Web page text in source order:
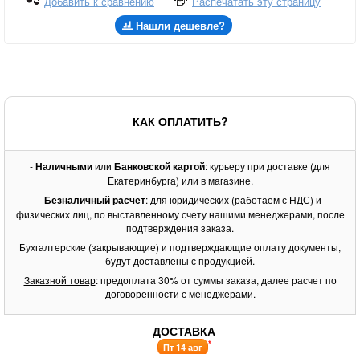
Нашли дешевле?
КАК ОПЛАТИТЬ?
-Наличнымиили Банковской картой: курьеру при доставке (для
Екатеринбурга) или в магазине.
-Безналичный расчет: для юридических (работаем с НДС) и
физических лиц, по выставленному счету нашими менеджерами, после
подтверждения заказа.
Бухгалтерские (закрывающие) и подтверждающие оплату документы,
будут доставлены с продукцией.
Заказной товар: предоплата 30% от суммы заказа, далее расчет по
договоренности с менеджерами.
ДОСТАВКА
Пт 14 авг *